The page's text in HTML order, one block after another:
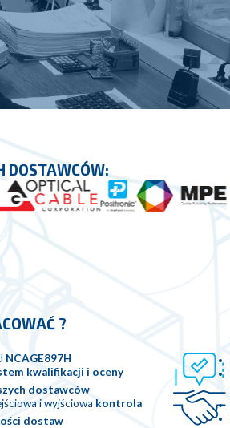
DOSTAWCÓW:
?
NCAGE897H
kwalifikacji i oceny
dostawców
i wyjściowa kontrola
dostaw